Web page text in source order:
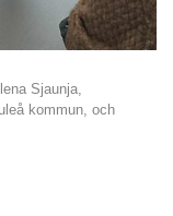
Sjaunja,
kommun, och